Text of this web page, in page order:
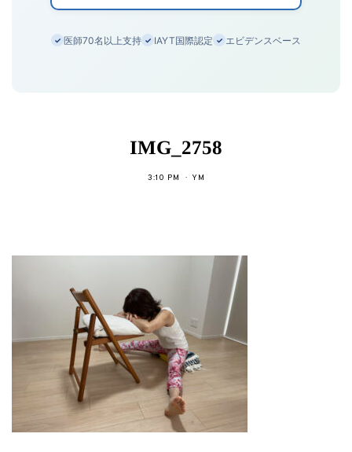
✓ 医師70名以上支持 ✓ IAYT国際認定 ✓ エビデンスベース
IMG_2758
3:10 PM YM